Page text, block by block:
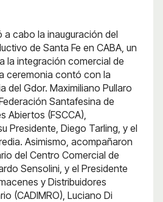
8 de Abril
la inauguración del
de Santa Fe en CABA, un
la integración comercial de
ceremonia contó con la
del Gdor. Maximiliano Pullaro
Santafesina de
Abiertos (FSCCA),
Presidente, Diego Tarling, y el
Asimismo, acompañaron
del Centro Comercial de
Sensolini, y el Presidente
y Distribuidores
(CADIMRO), Luciano Di